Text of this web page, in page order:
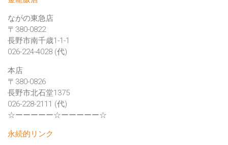
ながの東急店
〒380-0822
長野市南千歳1-1-1
026-224-4028 (代)
本店
〒380-0826
長野市北石堂1375
026-228-2111 (代)
☆ーーーーー☆ーーーーー☆
永続的リンク